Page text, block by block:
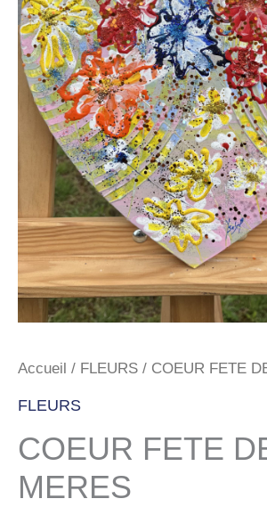
Accueil / FLEURS / COEUR FETE
FLEURS
COEUR FETE
MERES